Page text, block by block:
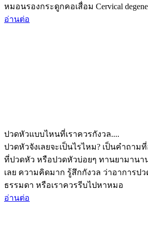
หมอนรองกระดูกคอเสื่อม Cervical
อ่านต่อ
ปวดหัวแบบไหนที่เราควรกังวล....
ปวดหัวจังเลยจะเป็นไรไหม? เป็นคำถาม
ที่ปวดหัว หรือปวดหัวบ่อยๆ ทานยามานา
เลย ความคิดมาก รู้สึกกังวล ว่าอาการปว
ธรรมดา หรือเราควรรีบไปหาหมอ
อ่านต่อ